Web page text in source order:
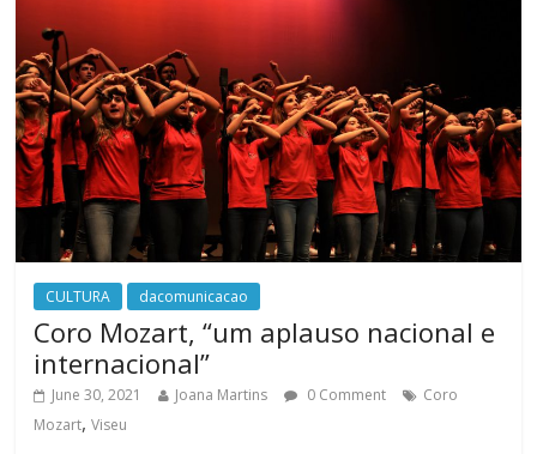
CULTURA dacomunicacao
Coro Mozart, “um aplauso nacional e
internacional”
June 30, 2021 Joana Martins 0 Comment
Coro
Mozart,Viseu